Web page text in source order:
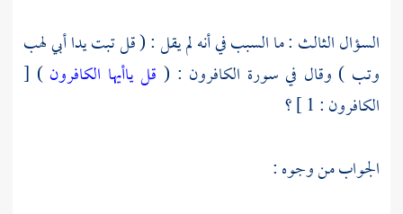
السؤال الثالث : ما السبب في أنه لم يقل : ( قل تبت يدا أبي لهب
وتب ) وقال في سورة الكافرون : ( قل ياأيها الكافرون) [
الكافرون : 1 ] ؟
الجواب من وجوه :